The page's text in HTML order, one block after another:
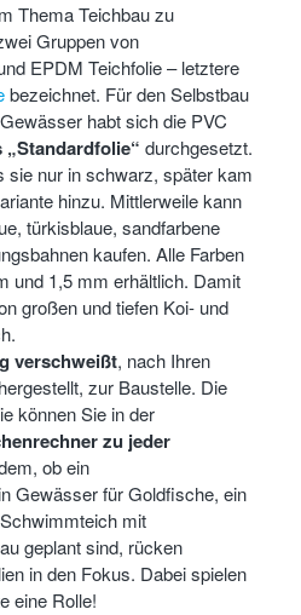
Thema Teichbau zu
Gruppen von
EPDM Teichfolie – letztere
bezeichnet. Für den Selbstbau
habt sich die PVC
„Standardfolie“ durchgesetzt.
sie nur in schwarz, später kam
hinzu. Mittlerweile kann
türkisblaue, sandfarbene
kaufen. Alle Farben
und 1,5 mm erhältlich. Damit
großen und tiefen Koi- und
verschweißt, nach Ihren
zur Baustelle. Die
können Sie in der
zu jeder
ob ein
Gewässer für Goldfische, ein
mit
geplant sind, rücken
in den Fokus. Dabei spielen
eine Rolle!